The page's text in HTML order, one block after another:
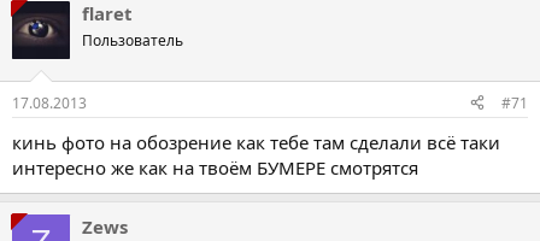
flaret
Пользователь
17.08.2013 #71
кинь фото на обозрение как тебе там сделали всё таки
интересно же как на твоём БУМЕРЕ смотрятся
Zews